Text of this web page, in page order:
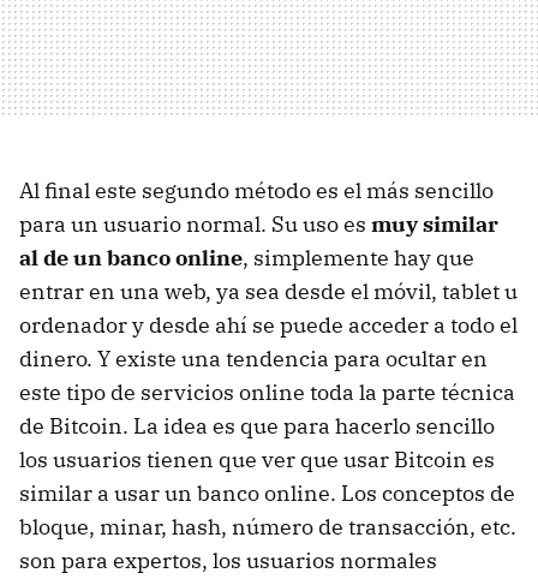
Al final este segundo método es el más sencillo
para un usuario normal. Su uso es muy similar
al de un banco online, simplemente hay que
entrar en una web, ya sea desde el móvil, tablet u
ordenador y desde ahí se puede acceder a todo el
dinero. Y existe una tendencia para ocultar en
este tipo de servicios online toda la parte técnica
de Bitcoin. La idea es que para hacerlo sencillo
los usuarios tienen que ver que usar Bitcoin es
similar a usar un banco online. Los conceptos de
bloque, minar, hash, número de transacción, etc.
son para expertos, los usuarios normales